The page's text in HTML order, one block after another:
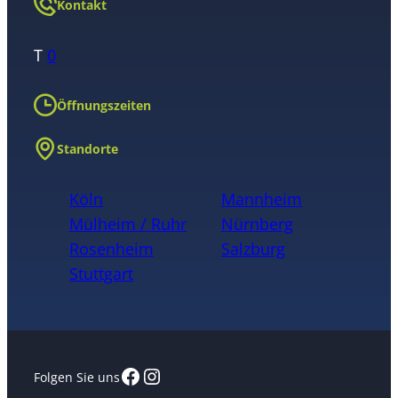
Kontakt
T 0
Öffnungszeiten
Standorte
Köln
Mannheim
Mülheim / Ruhr
Nürnberg
Rosenheim
Salzburg
Stuttgart
Folgen Sie unsFacebook
Instagram